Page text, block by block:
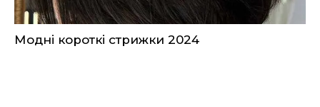
Модні короткі стрижки 2024